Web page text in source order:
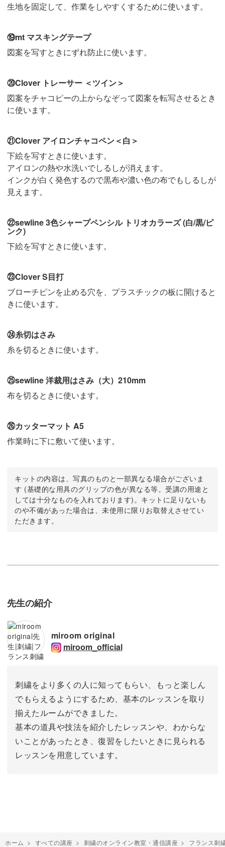
生地を固定して、作業をしやすくするために使います。
⑲mt マスキングテープ
図案を写すときにずれ防止に使います。
⑳Clover トレーサー ＜ツイン＞
図案をチャコピーの上からなぞって図案を転写させるとき
に使います。
㉑Clover アイロンチャコペン＜白＞
下絵を写すときに使います。
アイロンの熱や水洗いでしるしが消えます。
インクが白く発色するので黒布や濃い色の布でもしるしが
見えます。
㉒sewline 3色シャープペンシル トリオカラーズ (白/黒/ピ
ンク)
下絵を写すときに使います。
㉓Clover S目打
ブローチピンを止める穴を、プラスチックの板に開けると
きに使います。
㉔糸切はさみ
糸を切るときに使います。
㉕sewline 洋裁用はさみ（大）210mm
布を切るときに使います。
㉖カッターマット A5
作業時に下に敷いて使います。
キットの内容は、写真のものと一部異なる場合がございま
す (基礎的な用具のグリップの色が異なる等。受講の用途と
しては十分なものを入れております)。キットに足りないも
のや不備があった場合は、未使用に限りお取替えさせてい
ただきます。
先生の紹介
miroom original
miroom_official
刺繍をより多くの人に知ってもらい、もっと楽しん
でもらえるようにするため、基本のレッスンを取り
揃えたルームができました。
基本の道具や技法を紹介したレッスンや、わからな
いことがあったとき、復習をしたいときに見られる
レッスンを用意しています。
ホーム > すべての講座 > 刺繍のオンライン教室・通信講座 > フランス刺